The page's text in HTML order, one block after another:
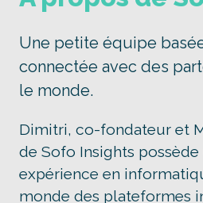
Une petite équipe
connectée avec des
le monde.
Dimitri, co-fondateur et
de Sofo Insights
expérience en
monde des plateformes